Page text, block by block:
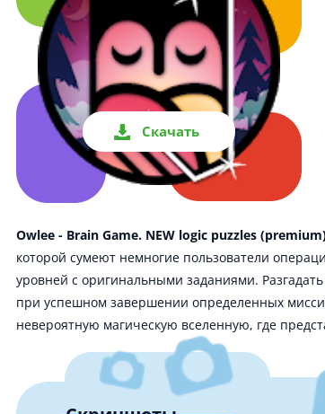
Скачать
Owlee - Brain Game. NEW logic puzzles
которой сумеют немногие пользователи
уровней с оригинальными заданиями.
при успешном завершении определенных
невероятную магическую вселенную, где